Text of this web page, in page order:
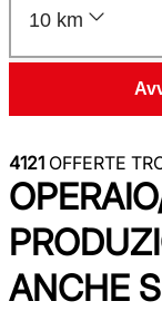
10 km
4121 OFFERTE
ANCHE